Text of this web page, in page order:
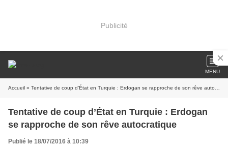
Publicité
MENU
Accueil » Tentative de coup d’État en Turquie : Erdogan se rapproche de son rêve autocratique
Tentative de coup d’État en Turquie : Erdogan
se rapproche de son rêve autocratique
Publié le 18/07/2016 à 10:39